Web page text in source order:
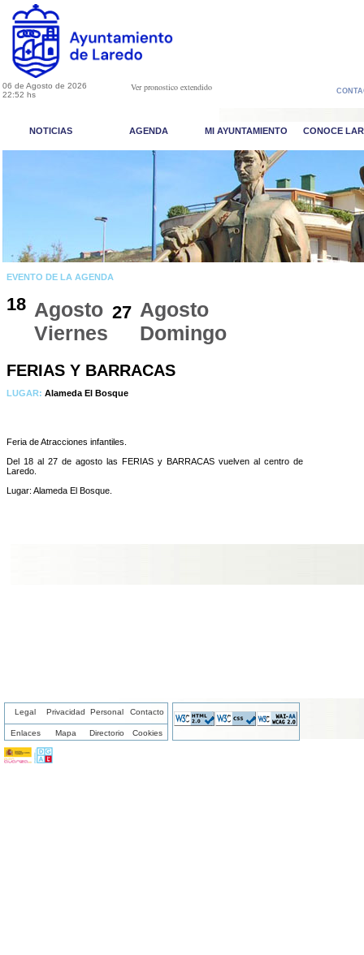
06 de Agosto de 2026
22:52 hs
Ver pronostico extendido
NOTICIAS AGENDA MI AYUNTAMIENTO CONOCE
EVENTO DE LA AGENDA
18 Agosto
Viernes
27 Agosto
Domingo
FERIAS Y BARRACAS
LUGAR: Alameda El Bosque
Feria de Atracciones infantiles.
Del 18 al 27 de agosto las FERIAS y BARRACAS vuelven al centro de
Laredo.
Lugar: Alameda El Bosque.
Legal Privacidad Personal Contacto
Enlaces Mapa Directorio Cookies